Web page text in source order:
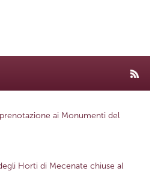
ai Monumenti del
Horti di Mecenate chiuse al